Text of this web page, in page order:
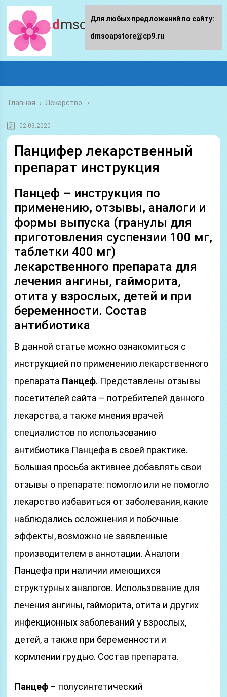
dmsoapstore.ru
Главная › Лекарство
02.03.2020
Панцифер лекарственный
препарат инструкция
Панцеф – инструкция по
применению, отзывы, аналоги и
формы выпуска (гранулы для
приготовления суспензии 100 мг,
таблетки 400 мг)
лекарственного препарата для
лечения ангины, гайморита,
отита у взрослых, детей и при
беременности. Состав
антибиотика
В данной статье можно ознакомиться с
инструкцией по применению лекарственного
препарата Панцеф. Представлены отзывы
посетителей сайта – потребителей данного
лекарства, а также мнения врачей
специалистов по использованию
антибиотика Панцефа в своей практике.
Большая просьба активнее добавлять свои
отзывы о препарате: помогло или не помогло
лекарство избавиться от заболевания, какие
наблюдались осложнения и побочные
эффекты, возможно не заявленные
производителем в аннотации. Аналоги
Панцефа при наличии имеющихся
структурных аналогов. Использование для
лечения ангины, гайморита, отита и других
инфекционных заболеваний у взрослых,
детей, а также при беременности и
кормлении грудью. Состав препарата.
Панцеф – полусинтетический
Для любых предложений по сайту:
dmsoapstore@cp9.ru